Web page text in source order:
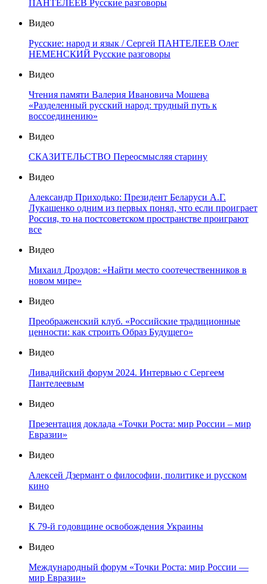
ПАНТЕЛЕЕВ Русские разговоры
Видео
Русские: народ и язык / Сергей ПАНТЕЛЕЕВ Олег
НЕМЕНСКИЙ Русские разговоры
Видео
Чтения памяти Валерия Ивановича Мошева
«Разделенный русский народ: трудный путь к
воссоединению»
Видео
СКАЗИТЕЛЬСТВО Переосмысляя старину
Видео
Александр Приходько: Президент Беларуси А.Г.
Лукашенко одним из первых понял, что если проиграет
Россия, то на постсоветском пространстве проиграют
все
Видео
Михаил Дроздов: «Найти место соотечественников в
новом мире»
Видео
Преображенский клуб. «Российские традиционные
ценности: как строить Образ Будущего»
Видео
Ливадийский форум 2024. Интервью с Сергеем
Пантелеевым
Видео
Презентация доклада «Точки Роста: мир России – мир
Евразии»
Видео
Алексей Дзермант о философии, политике и русском
кино
Видео
К 79-й годовщине освобождения Украины
Видео
Международный форум «Точки Роста: мир России —
мир Евразии»